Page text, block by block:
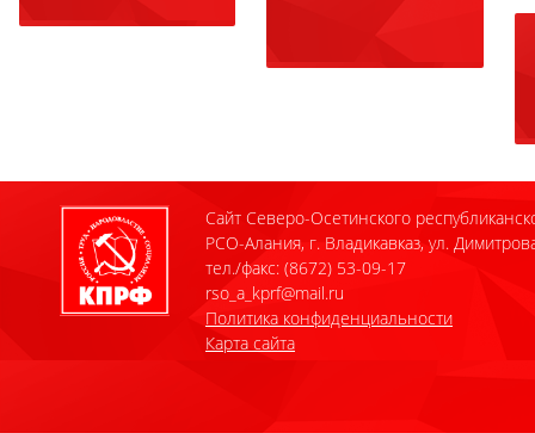
Сайт Северо-Осетинского
РСО-Алания, г. Владикавказ, ул.
тел./факс: (8672) 53-09-17
rso_a_kprf@mail.ru
Политика конфиденциальности
Карта сайта